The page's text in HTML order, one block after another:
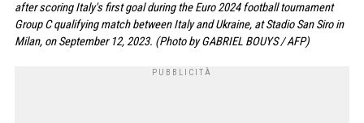
after scoring Italy's first goal during the Euro 2024 football tournament
Group C qualifying match between Italy and Ukraine, at Stadio San Siro in
Milan, on September 12, 2023. (Photo by GABRIEL BOUYS / AFP)